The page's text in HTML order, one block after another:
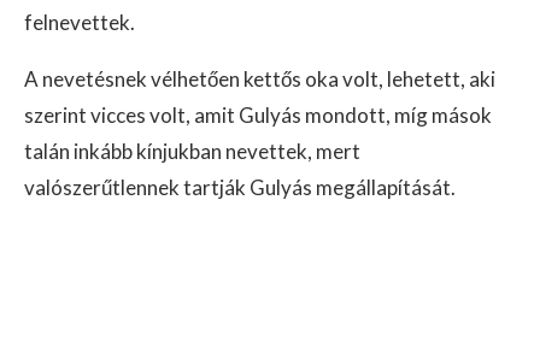
felnevettek.
A nevetésnek vélhetően kettős oka volt, lehetett, aki
szerint vicces volt, amit Gulyás mondott, míg mások
talán inkább kínjukban nevettek, mert
valószerűtlennek tartják Gulyás megállapítását.